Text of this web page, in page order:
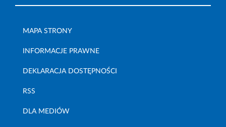
MAPA STRONY
INFORMACJE PRAWNE
DEKLARACJA DOSTĘPNOŚCI
RSS
DLA MEDIÓW